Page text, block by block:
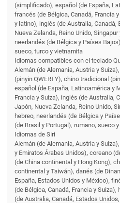
(simplificado), español (de España,
francés (de Bélgica, Canadá, Francia
y latino), inglés (de Australia, Canadá,
Nueva Zelanda, Reino Unido,
neerlandés (de Bélgica y Países
sueco, turco y vietnamita
Idiomas compatibles con el teclado
Alemán (de Alemania, Austria y
(pinyin QWERTY), chino tradicional
español (de España, Latinoamérica y
Francia y Suiza), inglés (de Australia,
Japón, Nueva Zelanda, Reino Unido,
hebreo, neerlandés (de Bélgica y
(de Brasil y Portugal), rumano, sueco
Idiomas de Siri
Alemán (de Alemania, Austria y
y Emiratos Árabes Unidos), coreano
(de China continental y Hong Kong),
continental y Taiwán), danés (de
España, Estados Unidos y México),
(de Bélgica, Canadá, Francia y
(de Australia, Canadá, Estados